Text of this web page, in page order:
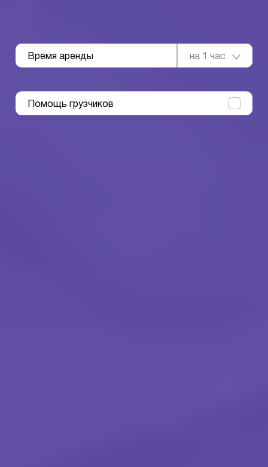
Время аренды на 1 час
Помощь грузчиков